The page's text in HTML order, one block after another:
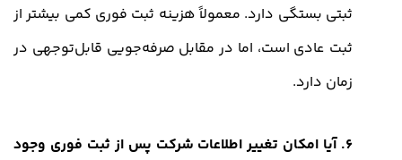
ثبتی بستگی دارد. معمولاً هزینه ثبت فوری کمی بیشتر از
ثبت عادی است، اما در مقابل صرفه‌جویی قابل‌توجهی در
زمان دارد.
6. آیا امکان تغییر اطلاعات شرکت پس از ثبت فوری وجود